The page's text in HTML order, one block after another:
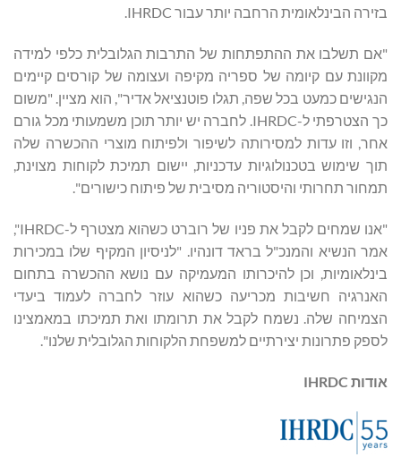
בזירה הבינלאומית הרחבה יותר עבור IHRDC.
"אם תשלבו את ההתפתחות של התרבות הגלובלית כלפי למידה
מקוונת עם קיומה של ספריה מקיפה ועצומה של קורסים קיימים
הנגישים כמעט בכל שפה, תגלו פוטנציאל אדיר", הוא מציין. "משום
כך הצטרפתי ל-IHRDC. לחברה יש יותר תוכן משמעותי מכל גורם
אחר, וזו עדות למסירותה לשיפור ולפיתוח מוצרי ההכשרה שלה
תוך שימוש בטכנולוגיות עדכניות, יישום תמיכת לקוחות מצוינת,
תמחור תחרותי והיסטוריה מסיבית של פיתוח כישורים".
"אנו שמחים לקבל את פניו של רוברט כשהוא מצטרף ל-IHRDC",
אמר הנשיא והמנכ"ל בראד דונהיו. "לניסיון המקיף שלו במכירות
בינלאומיות, וכן להיכרותו המעמיקה עם נושא ההכשרה בתחום
האנרגיה חשיבות מכריעה כשהוא עוזר לחברה לעמוד ביעדי
הצמיחה שלה. נשמח לקבל את תרומתו ואת תמיכתו במאמצינו
לספק פתרונות יצירתיים למשפחת הלקוחות הגלובלית שלנו".
אודות IHRDC